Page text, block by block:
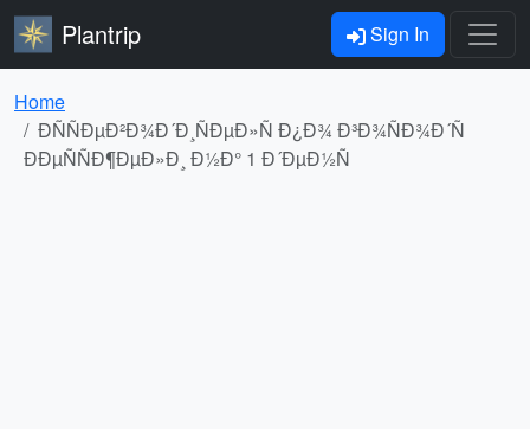
Plantrip Sign In
Home
ÐÑÑÐµÐ²Ð¾Ð´Ð¸ÑÐµÐ»Ñ Ð¿Ð¾ Ð³Ð¾ÑÐ¾Ð´Ñ
ÐÐµÑÑÐ¶ÐµÐ»Ð¸ Ð½Ð° 1 Ð´ÐµÐ½Ñ